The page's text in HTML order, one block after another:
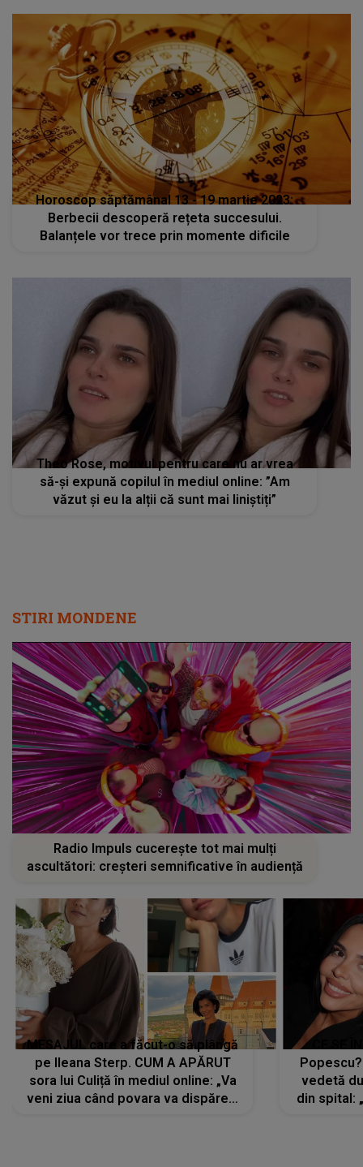
Horoscop săptămânal 13 - 19 martie 2023:
Berbecii descoperă rețeta succesului.
Balanțele vor trece prin momente dificile
Theo Rose, motivul pentru care nu ar vrea
să-și expună copilul în mediul online: ”Am
văzut și eu la alții că sunt mai liniștiți”
STIRI MONDENE
Radio Impuls cucerește tot mai mulți
ascultători: creșteri semnificative în audiență
MESAJUL care a făcut-o să plângă
pe Ileana Sterp. CUM A APĂRUT
sora lui Culiță în mediul online: „Va
veni ziua când povara va dispărea,
vedetă
din spital: